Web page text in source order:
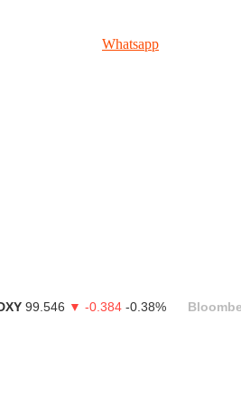
Whatsapp
99.546 ▼ -0.384 -0.38%